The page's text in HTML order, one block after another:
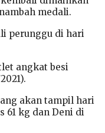
medali.
perunggu di hari
angkat besi
akan tampil hari
61 kg dan Deni di